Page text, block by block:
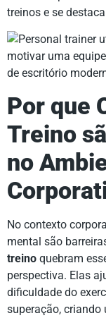
treinos e se
Por que
Treino
no
No contexto
mental são
treino quebram
perspectiva. Elas
dificuldade do
superação,